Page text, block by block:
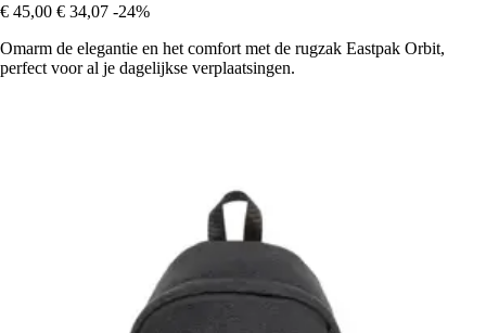
€ 45,00 € 34,07 -24%
Omarm de elegantie en het comfort met de rugzak Eastpak Orbit,
perfect voor al je dagelijkse verplaatsingen.